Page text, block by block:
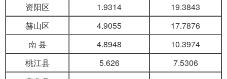
资阳区
1.9314
19.3843
赫山区
4.9055
17.7876
南 县
4.8948
10.3974
桃江县
5.626
7.5306